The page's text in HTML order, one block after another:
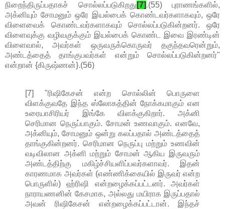
நிறைந்திருப்பதாகச் சொல்லப்படுகிறது [7].(55) புராணங்களில்,
அக்னியும் சோமனும் ஒரே இயல்பைக் கொண்டவர்களாகவும், ஒரே
விளைவைக் கொண்டவர்களாகவும் சொல்லப்படுகின்றனர். ஒரே
விளைவுக்கு வழிவகுக்கும் இயல்பைக் கொண்ட இவை இரண்டின்
விளைவால், அவர்கள் ஒருவருக்கொருவர் தகுந்தவரென்றும்,
அண்டத்தைத் தாங்குபவர்கள் என்றும் சொல்லப்படுகின்றனர்"
என்றான் {கிருஷ்ணன்}.(56)
[7] "ரிஷிகேசன் என்ற சொல்லின் பொருளை
விளக்குவதே இந்த ஸ்லோகத்தின் நோக்கமாகும் என
உரையாசிரியர் இங்கே விளக்குகிறார். அக்னி
செரிமான நெருப்பாகும். சோமன் உணவாகும். எனவே,
அக்னியும், சோமனும் ஒன்று கலப்பதால் அண்டத்தைத்
தாங்குகின்றனர். செரிமான நெருப்பு மற்றும் உணவின்
வடிவிலான அக்னி மற்றும் சோமன் ஆகிய இருவரும்
அண்டத்திற்கு மகிழ்ச்சியளிப்பவர்களாவர். இதன்
காரணமாக அவர்கள் (எண்ணிக்கையில் இருவர் என்ற
பொருளில்) ஹ்ரிஷி என்றழைக்கப்பட்டனர். அவர்கள்
நாராயணனின் கேசமாக, அல்லது மயிராக இருப்பதால்
அவன் ரிஷிகேசன் என்றழைக்கப்பட்டான். இந்தச்